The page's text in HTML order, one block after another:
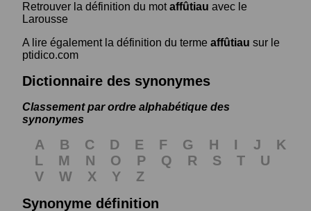
Retrouver la définition du motaffûtiau avec le
Larousse
A lire également la définition du terme affûtiau sur le
ptidico.com
Dictionnaire des synonymes
Classement par ordre alphabétique des
synonymes
A B C D E F G H I J
K
L
M N O P Q R S T
U
V
W X Y
Z
Synonyme définition